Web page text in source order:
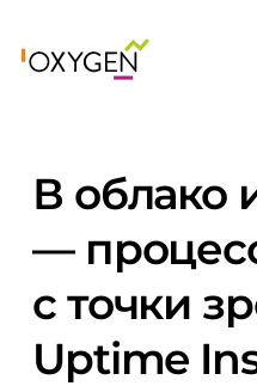
main
В облако
—
с точки
Uptime